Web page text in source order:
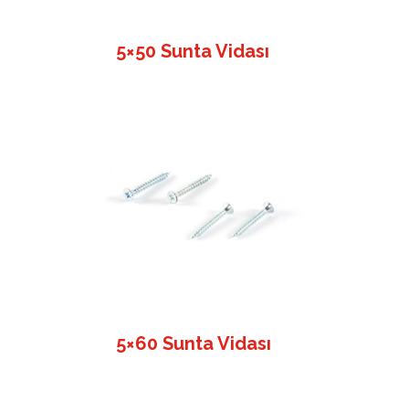
5×50 Sunta Vidası
5×60 Sunta Vidası